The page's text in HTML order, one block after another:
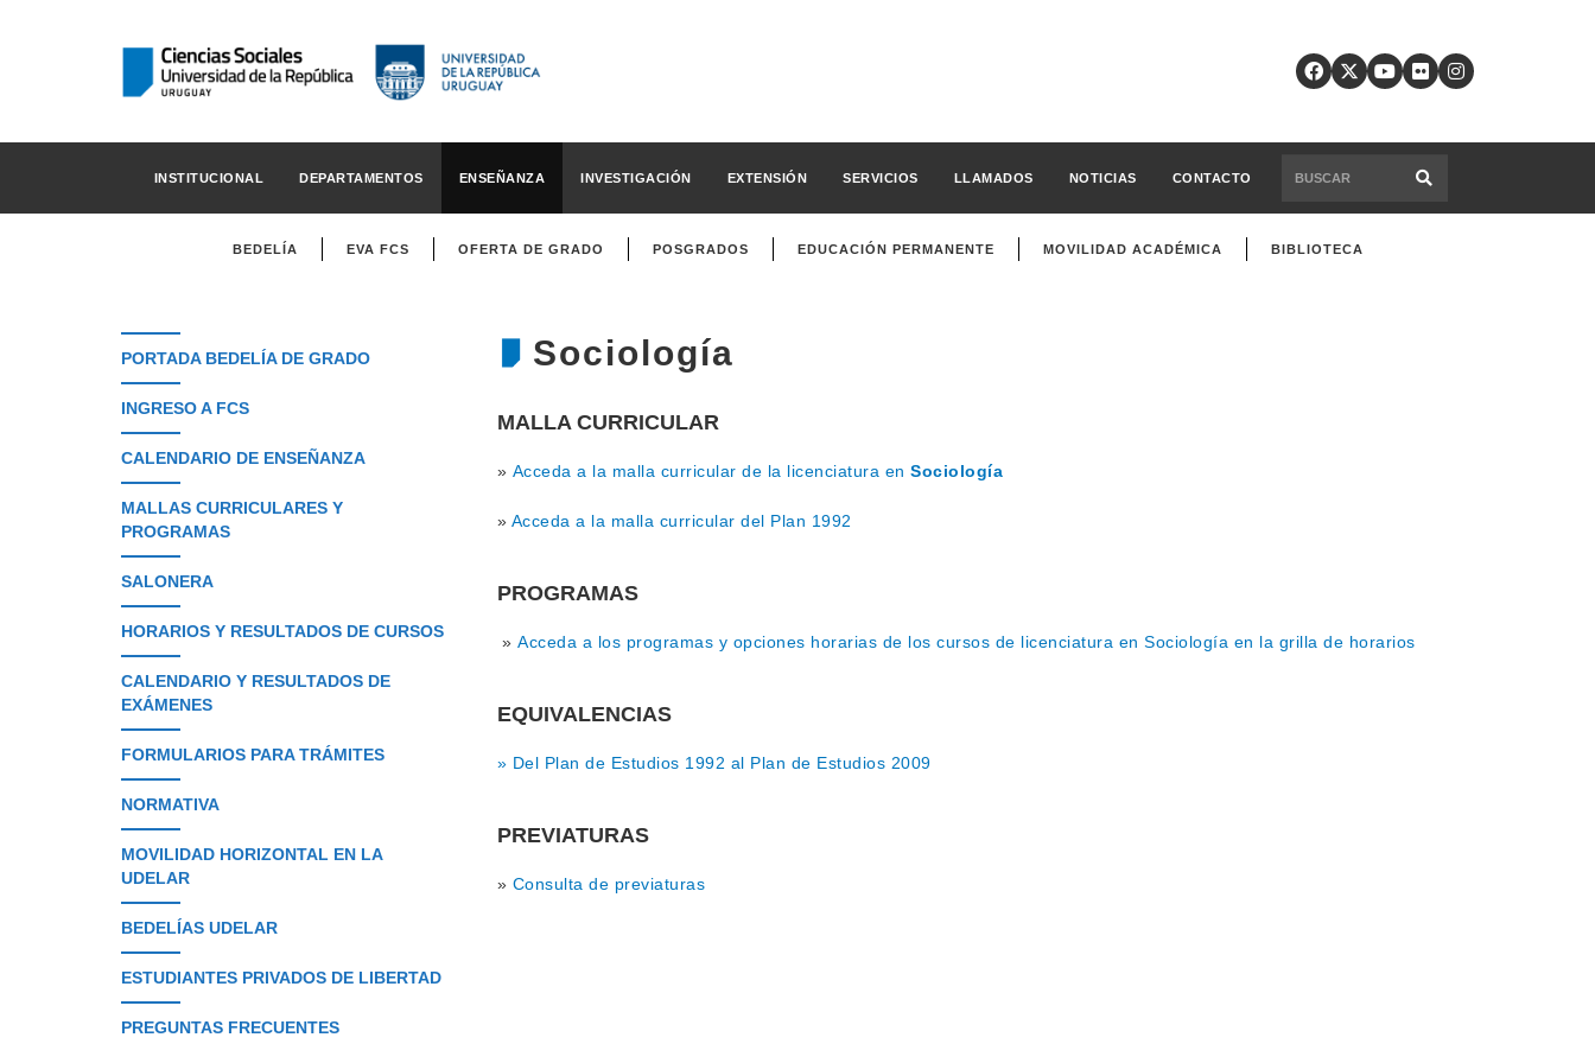
INSTITUCIONAL DEPARTAMENTOS ENSEÑANZA INVESTIGACIÓN EXTENSIÓN SERVICIOS LLAMADOS NOTICIAS CONTACTO
BEDELÍA EVA FCS OFERTA DE GRADO POSGRADOS EDUCACIÓN PERMANENTE MOVILIDAD ACADÉMICA BIBLIOTECA
PORTADA BEDELÍA DE GRADO
INGRESO A FCS
CALENDARIO DE ENSEÑANZA
MALLAS CURRICULARES Y
PROGRAMAS
SALONERA
HORARIOS Y RESULTADOS DE CURSOS
CALENDARIO Y RESULTADOS DE
EXÁMENES
FORMULARIOS PARA TRÁMITES
NORMATIVA
MOVILIDAD HORIZONTAL EN LA
UDELAR
BEDELÍAS UDELAR
ESTUDIANTES PRIVADOS DE LIBERTAD
PREGUNTAS FRECUENTES
Sociología
MALLA CURRICULAR
» Acceda a la malla curricular de la licenciatura en Sociología
» Acceda a la malla curricular del Plan 1992
PROGRAMAS
» Acceda a los programas y opciones horarias de los cursos de licenciatura en Sociología en la grilla de horarios
EQUIVALENCIAS
» Del Plan de Estudios 1992 al Plan de Estudios 2009
PREVIATURAS
» Consulta de previaturas